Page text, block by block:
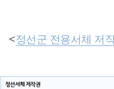
<정선군 전용서체 저